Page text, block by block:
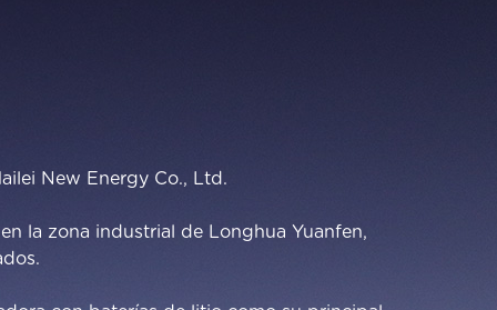
New Energy Co., Ltd.
la zona industrial de Longhua Yuanfen,